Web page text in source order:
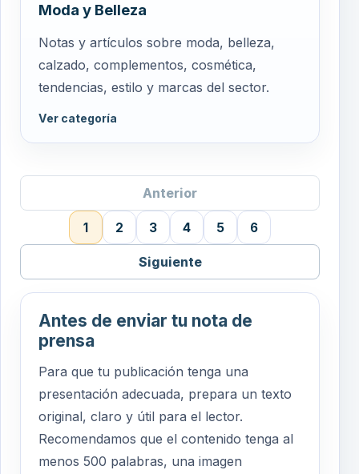
Moda y Belleza
Notas y artículos sobre moda, belleza,
calzado, complementos, cosmética,
tendencias, estilo y marcas del sector.
Ver categoría
Anterior
1 2 3 4 5 6
Siguiente
Antes de enviar tu nota de
prensa
Para que tu publicación tenga una
presentación adecuada, prepara un texto
original, claro y útil para el lector.
Recomendamos que el contenido tenga al
menos 500 palabras, una imagen